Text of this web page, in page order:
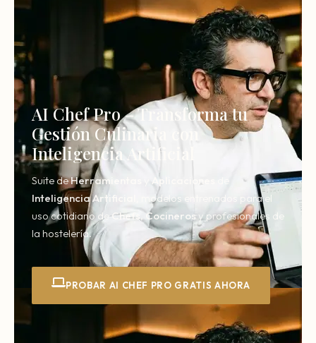
AI Chef Pro – Transforma tu
Gestión Culinaria con
Inteligencia Artificial
Suite deHerramientas Aplicaciones
InteligenciaArtificial,
modelos entrenados para el
uso cotidiano deChefs ,Cocinerosy profesionales de
la hostelería.
PROBAR AI CHEF PRO GRATIS AHORA